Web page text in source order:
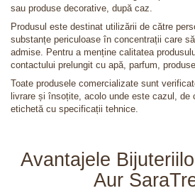
sau produse decorative, după caz.
Produsul este destinat utilizării de către
substanțe periculoase în concentrații care
admise. Pentru a menține calitatea
contactului prelungit cu apă, parfum,
Toate produsele comercializate sunt
livrare și însoțite, acolo unde este cazul,
etichetă cu specificații tehnice.
Avantajele
Aur